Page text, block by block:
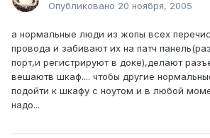
Опубликовано 20 ноября, 2005
а нормальные люди из жопы всех
провода и забивают их на патч
порт,и регистрируют в доке),делают
вешаютв шкаф.... чтобы другие
подойти к шкафу с ноутом и в любой
надо...